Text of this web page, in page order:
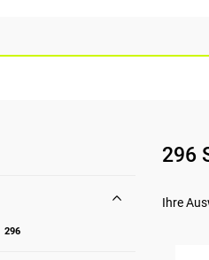
296
296
Ihre